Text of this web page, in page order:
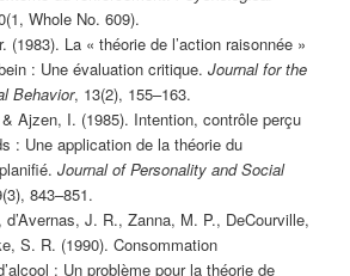
Whole No. 609).
(1983). La « théorie de l’action raisonnée »
: Une évaluation critique. Journal for the
Behavior, 13(2), 155–163.
Ajzen, I. (1985). Intention, contrôle perçu
: Une application de la théorie du
Journal of Personality and Social
843–851.
J. R., Zanna, M. P., DeCourville,
S. R. (1990). Consommation
: Un problème pour la théorie de